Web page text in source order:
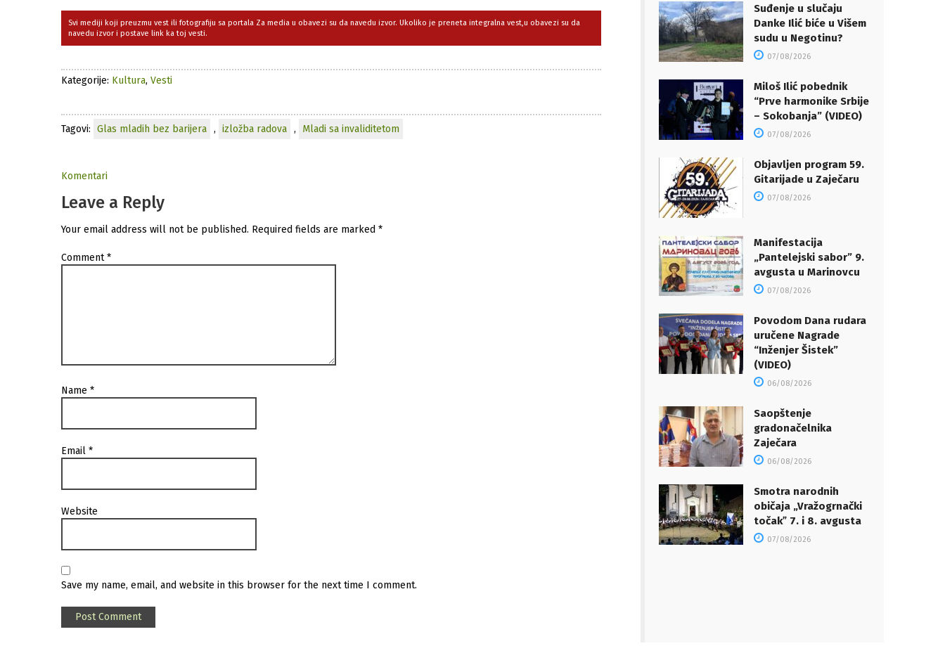
Svi mediji koji preuzmu vest ili fotografiju sa portala Za media u obavezi su da navedu izvor. Ukoliko je preneta integralna vest,u obavezi su da
navedu izvor i postave link ka toj vesti.
Kategorije: Kultura, Vesti
Tagovi: Glas mladih bez barijera , izložba radova , Mladi sa invaliditetom
Komentari
Leave a Reply
Your email address will not be published. Required fields are marked *
Comment*
Name *
Email *
Website
Save my name, email, and website in this browser for the next time I comment.
Suđenje u slučaju
Danke Ilić biće u Višem
sudu u Negotinu?
07/08/2026
Miloš Ilić pobednik
“Prve harmonike Srbije
– Sokobanja” (VIDEO)
07/08/2026
Objavljen program 59.
Gitarijade u Zaječaru
07/08/2026
Manifestacija
„Pantelejski sabor” 9.
avgusta u Marinovcu
07/08/2026
Povodom Dana rudara
uručene Nagrade
“Inženjer Šistek”
(VIDEO)
06/08/2026
Saopštenje
gradonačelnika
Zaječara
06/08/2026
Smotra narodnih
običaja „Vražogrnački
točakˮ 7. i 8. avgusta
07/08/2026